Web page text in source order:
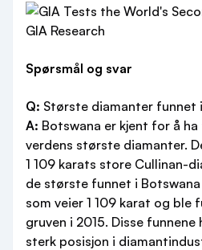
Spørsmål og svar
Q: Største diamanter funnet
A: Botswana er kjent for å
verdens største diamanter.
1 109 karats store Cullinan-
de største funnet i Botswana
som veier 1 109 karat og ble
gruven i 2015. Disse
sterk posisjon i